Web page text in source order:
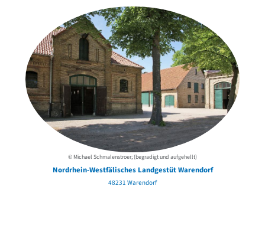
© Michael Schmalenstroer; (begradigt und aufgehellt)
Nordrhein-Westfälisches Landgestüt Warendorf
48231 Warendorf